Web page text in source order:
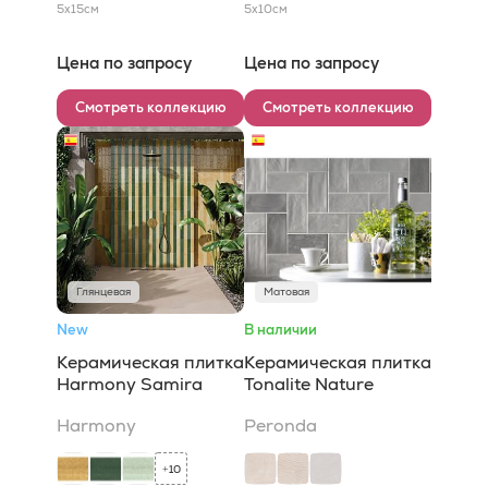
5x15см
Цена по запросу
Смотреть коллекцию
5x10см
Цена по запросу
Смотреть коллекцию
Глянцевая
New
Керамическая плитка
Harmony Samira
Harmony
+10
Матовая
В наличии
Керамическая плитка
Tonalite Nature
Peronda